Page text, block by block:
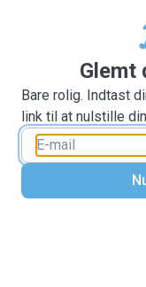
Glemt
Bare rolig. Indtast
link til at nulstille